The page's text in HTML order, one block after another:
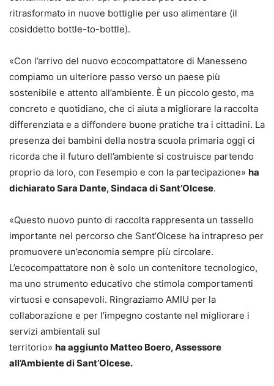
ritrasformato in nuove bottiglie per uso alimentare (il
cosiddetto bottle-to-bottle).
«Con l’arrivo del nuovo ecocompattatore di Manesseno
compiamo un ulteriore passo verso un paese più
sostenibile e attento all’ambiente. È un piccolo gesto, ma
concreto e quotidiano, che ci aiuta a migliorare la raccolta
differenziata e a diffondere buone pratiche tra i cittadini. La
presenza dei bambini della nostra scuola primaria oggi ci
ricorda che il futuro dell’ambiente si costruisce partendo
proprio da loro, con l’esempio e con la partecipazione» ha
dichiarato Sara Dante, Sindaca di Sant’Olcese.
«Questo nuovo punto di raccolta rappresenta un tassello
importante nel percorso che Sant’Olcese ha intrapreso per
promuovere un’economia sempre più circolare.
L’ecocompattatore non è solo un contenitore tecnologico,
ma uno strumento educativo che stimola comportamenti
virtuosi e consapevoli. Ringraziamo AMIU per la
collaborazione e per l’impegno costante nel migliorare i
servizi ambientali sul
territorio» ha aggiunto Matteo Boero, Assessore
all’Ambiente di Sant’Olcese.